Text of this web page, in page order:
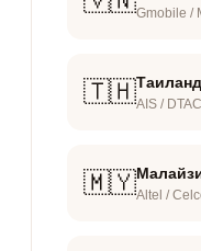
Gmobile /
🇹🇭AIS /
🇲🇾Altel /